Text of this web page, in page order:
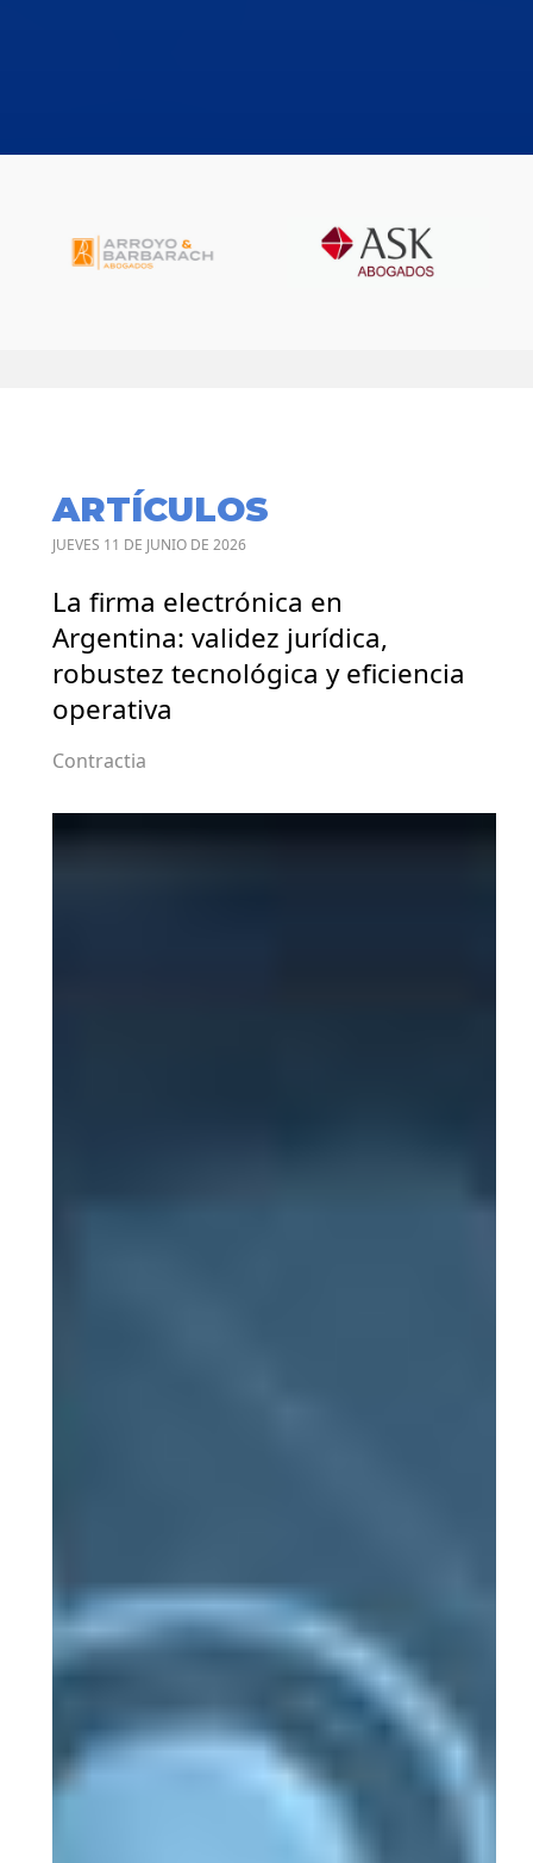
ARTÍCULOS
JUEVES 11 DE JUNIO DE 2026
La firma electrónica en
Argentina: validez jurídica,
robustez tecnológica y eficiencia
operativa
Contractia